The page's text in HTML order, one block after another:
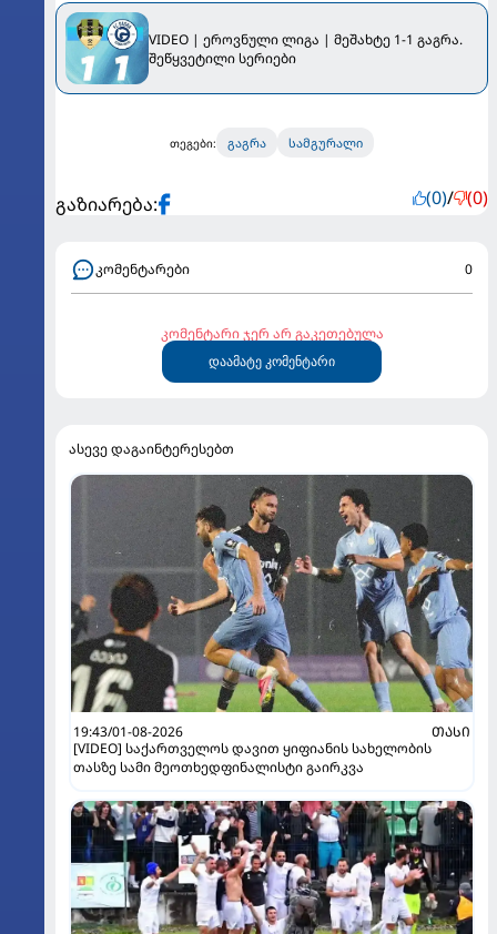
VIDEO | ეროვნული ლიგა | მეშახტე 1-1 გაგრა.
შეწყვეტილი სერიები
თეგები: გაგრა სამგურალი
გაზიარება: (0)/ (0)
კომენტარები 0
კომენტარი ჯერ არ გაკეთებულა
დაამატე კომენტარი
ასევე დაგაინტერესებთ
19:43/01-08-2026
ᲗᲐᲡᲘ
[VIDEO] საქართველოს დავით ყიფიანის სახელობის
თასზე სამი მეოთხედფინალისტი გაირკვა